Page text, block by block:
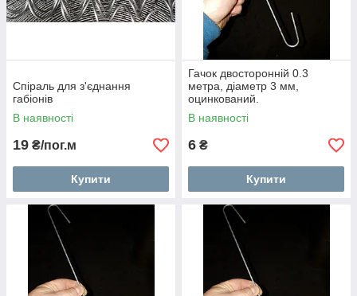
Спіраль для з'єднання
габіонів
В наявності
19 ₴/пог.м
Купити
Гачок двосторонній 0.3
метра, діаметр 3 мм,
оцинкований.
В наявності
6 ₴
Купити